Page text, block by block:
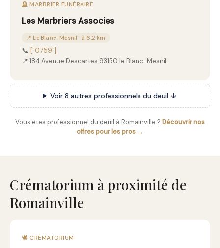
🪦 MARBRIER FUNÉRAIRE
Les Marbriers Associes
📍 Le Blanc-Mesnil · à 6.2 km
📞 ["0759"]
📍 184 Avenue Descartes 93150 le Blanc-Mesnil
Voir 8 autres professionnels du deuil ↓
Vous êtes professionnel du deuil à Romainville ? Découvrir nos
offres pour les pros →
Crématorium à proximité de
Romainville
🕊️ CRÉMATORIUM